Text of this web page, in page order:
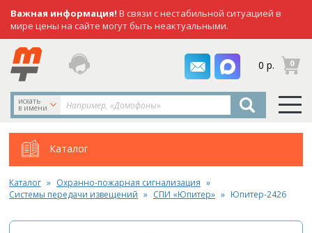
Важная информация! В связи с нестабильной ситуацией в
мире цены на сайте могут быть неактуальными.
0 р. 0
искать
в имени
Каталог
Каталог
Охранно-пожарная сигнализация
Системы передачи извещений
СПИ «Юпитер» Юпитер-2426